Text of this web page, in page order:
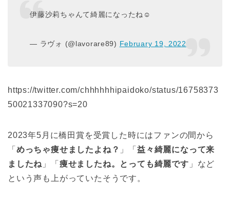
伊藤沙莉ちゃんて綺麗になったね☺️
— ラヴォ (@lavorare89) February 19, 2022
https://twitter.com/chhhhhhipaidoko/status/16758373
50021337090?s=20
2023年5月に橋田賞を受賞した時にはファンの間から
「 めっちゃ痩せましたよね？ 」「益々綺麗になって来
ましたね 」「 痩せましたね。とっても綺麗です 」など
という声も上がっていたそうです。